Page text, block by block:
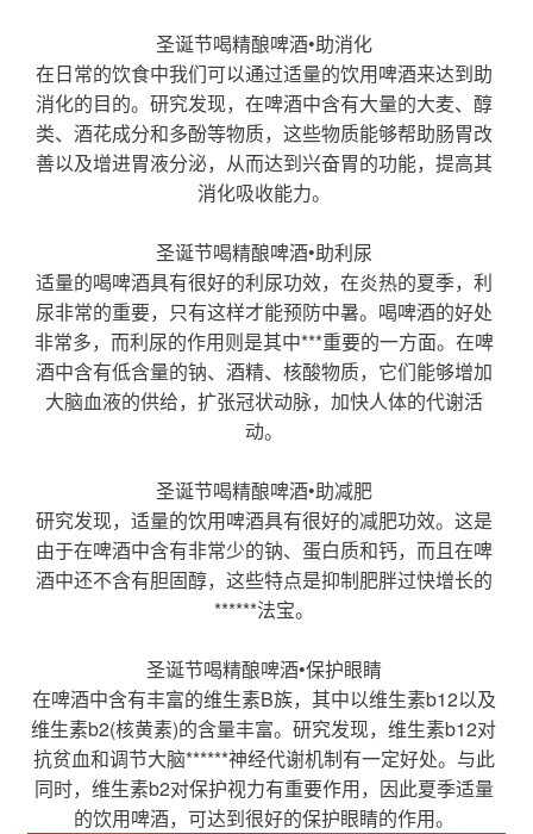
圣诞节喝精酿啤酒•助消化
在日常的饮食中我们可以通过适量的饮用啤酒来达到助
消化的目的。研究发现，在啤酒中含有大量的大麦、醇
类、酒花成分和多酚等物质，这些物质能够帮助肠胃改
善以及增进胃液分泌，从而达到兴奋胃的功能，提高其
消化吸收能力。
圣诞节喝精酿啤酒•助利尿
适量的喝啤酒具有很好的利尿功效，在炎热的夏季，利
尿非常的重要，只有这样才能预防中暑。喝啤酒的好处
非常多，而利尿的作用则是其中***重要的一方面。在啤
酒中含有低含量的钠、酒精、核酸物质，它们能够增加
大脑血液的供给，扩张冠状动脉，加快人体的代谢活
动。
圣诞节喝精酿啤酒•助减肥
研究发现，适量的饮用啤酒具有很好的减肥功效。这是
由于在啤酒中含有非常少的钠、蛋白质和钙，而且在啤
酒中还不含有胆固醇，这些特点是抑制肥胖过快增长的
******法宝。
圣诞节喝精酿啤酒•保护眼睛
在啤酒中含有丰富的维生素B族，其中以维生素b12以及
维生素b2(核黄素)的含量丰富。研究发现，维生素b12对
抗贫血和调节大脑******神经代谢机制有一定好处。与此
同时，维生素b2对保护视力有重要作用，因此夏季适量
的饮用啤酒，可达到很好的保护眼睛的作用。